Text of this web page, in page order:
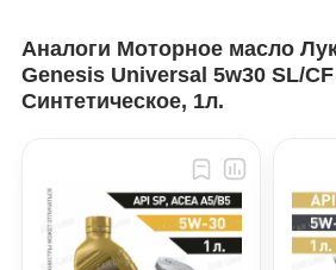
Аналоги Моторное масло
Genesis Universal 5w30 SL/
Синтетическое, 1л.